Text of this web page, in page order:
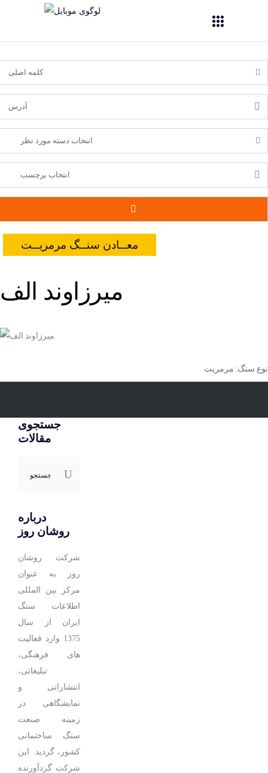
معــادن سنــگ مرمریــت
ميرزاوند الف
نوع سنگ: مرمریت
جستجوی
مقالات
برای:
درباره
روشان روز
شرکت روشان
روز به عنوان
مرکز بین المللی
اطلاعات سنگ
ایران از سال
1375 وارد فعالیت
های فرهنگی،
تبلیغاتی،
انتشاراتی و
نمایشگاهی در
زمینه صنعت
سنگ ساختمانی
کشور، گردید. این
شرکت گردآورنده